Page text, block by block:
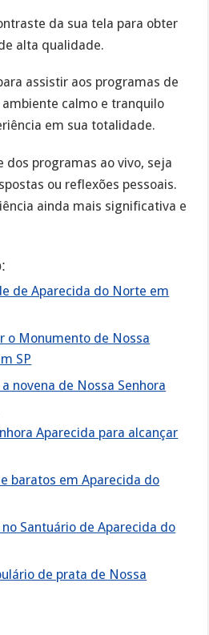
da sua tela para obter
alta qualidade.
assistir aos programas de
calmo e tranquilo
em sua totalidade.
dos programas ao vivo, seja
ou reflexões pessoais.
ainda mais significativa e
de Aparecida do Norte em
o Monumento de Nossa
SP
novena de Nossa Senhora
Aparecida para alcançar
baratos em Aparecida do
Santuário de Aparecida do
de prata de Nossa